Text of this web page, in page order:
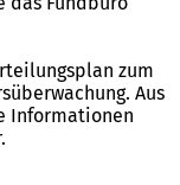
zum
Aus
Informationen